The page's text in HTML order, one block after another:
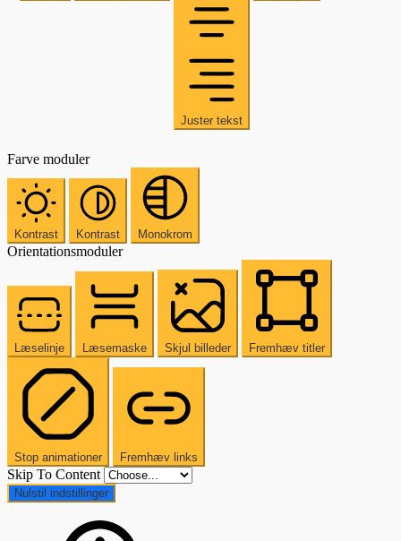
Juster tekst
Farve moduler
Kontrast Kontrast Monokrom
Orientationsmoduler
Læselinje Læsemaske Skjul billeder Fremhæv titler
Stop animationer Fremhæv links
Skip To Content
Nulstil indstillinger